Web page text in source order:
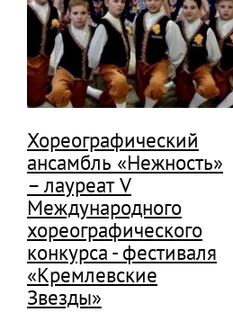
Хореографический
ансамбль «Нежность»
– лауреат V
Международного
хореографического
конкурса - фестиваля
«Кремлевские
Звезды»